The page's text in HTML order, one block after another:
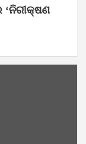
‘ନିରୀକ୍ଷଣ